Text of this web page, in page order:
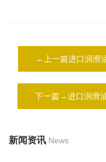
←上一篇进口润滑
下一篇→进口润滑
新闻资讯 News